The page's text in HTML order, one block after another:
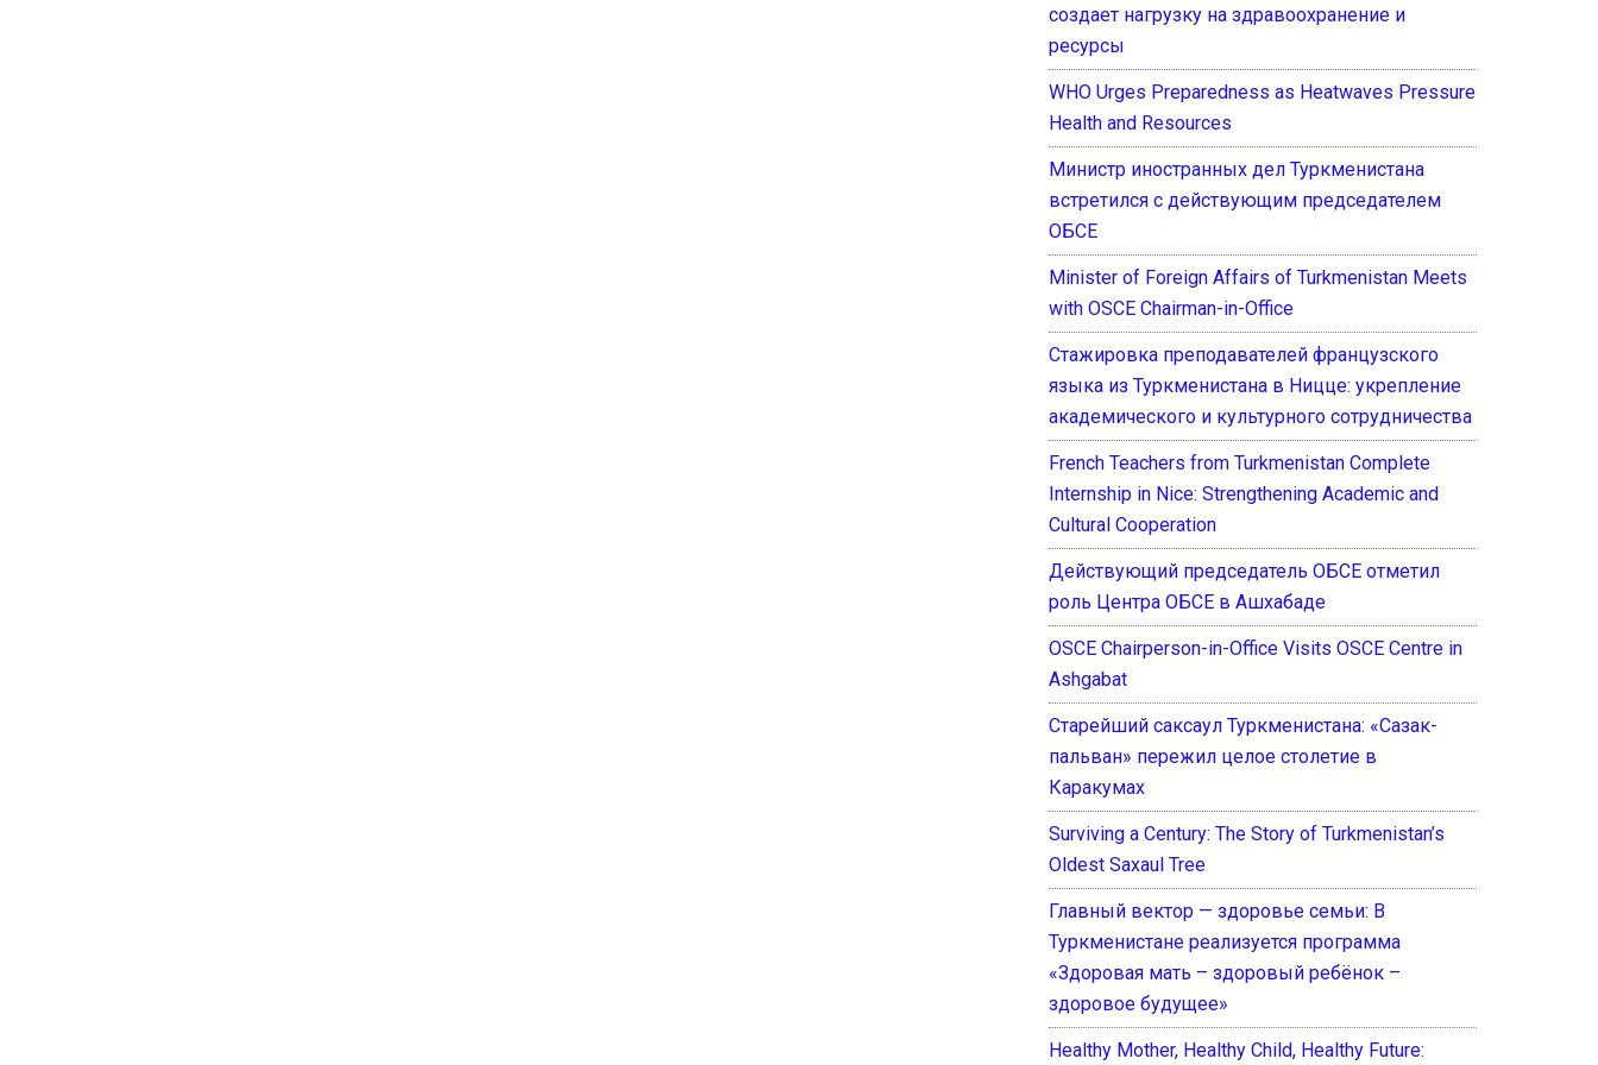
создает нагрузку на здравоохранение и
ресурсы
WHO Urges Preparedness as Heatwaves Pressure
Health and Resources
Министр иностранных дел Туркменистана
встретился с действующим председателем
ОБСЕ
Minister of Foreign Affairs of Turkmenistan Meets
with OSCE Chairman-in-Office
Стажировка преподавателей французского
языка из Туркменистана в Ницце: укрепление
академического и культурного сотрудничества
French Teachers from Turkmenistan Complete
Internship in Nice: Strengthening Academic and
Cultural Cooperation
Действующий председатель ОБСЕ отметил
роль Центра ОБСЕ в Ашхабаде
OSCE Chairperson-in-Office Visits OSCE Centre in
Ashgabat
Старейший саксаул Туркменистана: «Сазак-
пальван» пережил целое столетие в
Каракумах
Surviving a Century: The Story of Turkmenistan’s
Oldest Saxaul Tree
Главный вектор — здоровье семьи: В
Туркменистане реализуется программа
«Здоровая мать – здоровый ребёнок –
здоровое будущее»
Healthy Mother, Healthy Child, Healthy Future: